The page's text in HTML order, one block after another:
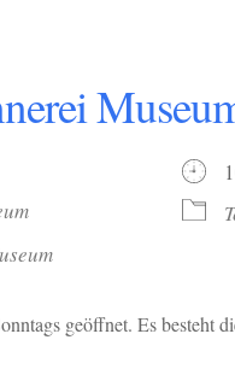
geöffnet. Es besteht